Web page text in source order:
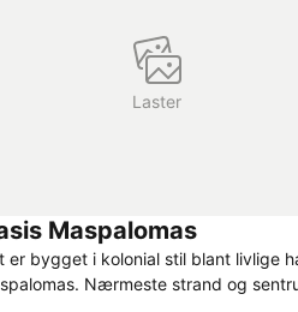
Laster
Maspalomas
er bygget i kolonial stil blant livlige
Nærmeste strand og